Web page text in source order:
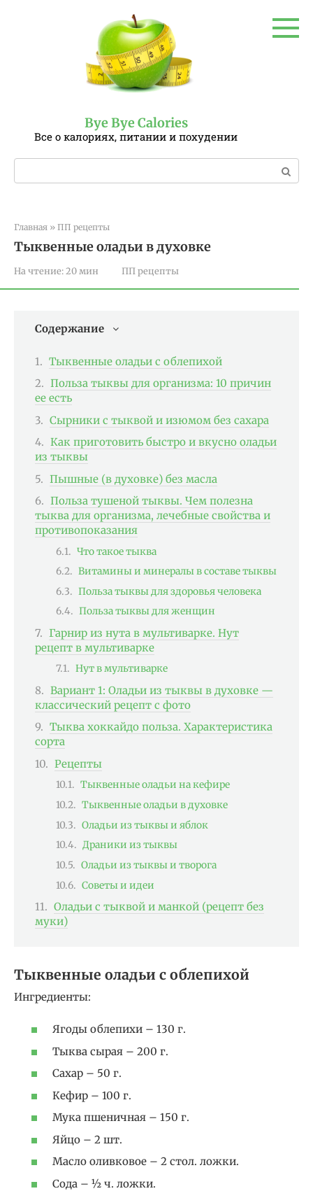
Bye Bye Calories
Все о калориях, питании и похудении
Поиск:
Главная » ПП рецепты
Тыквенные оладьи в духовке
На чтение: 20 мин ПП рецепты
Содержание
Тыквенные оладьи с облепихой
Польза тыквы для организма: 10 причин
ее есть
Сырники с тыквой и изюмом без сахара
Как приготовить быстро и вкусно оладьи
из тыквы
Пышные (в духовке) без масла
Польза тушеной тыквы. Чем полезна
тыква для организма, лечебные свойства и
противопоказания
Что такое тыква
Витамины и минералы в составе тыквы
Польза тыквы для здоровья человека
Польза тыквы для женщин
Гарнир из нута в мультиварке. Нут
рецепт в мультиварке
Нут в мультиварке
Вариант 1: Оладьи из тыквы в духовке —
классический рецепт с фото
Тыква хоккайдо польза. Характеристика
сорта
Рецепты
Тыквенные оладьи на кефире
Тыквенные оладьи в духовке
Оладьи из тыквы и яблок
Драники из тыквы
Оладьи из тыквы и творога
Советы и идеи
Оладьи с тыквой и манкой (рецепт без
муки)
Тыквенные оладьи с облепихой
Ингредиенты:
Ягоды облепихи – 130 г.
Тыква сырая – 200 г.
Сахар – 50 г.
Кефир – 100 г.
Мука пшеничная – 150 г.
Яйцо – 2 шт.
Масло оливковое – 2 стол. ложки.
Сода – ½ ч. ложки.